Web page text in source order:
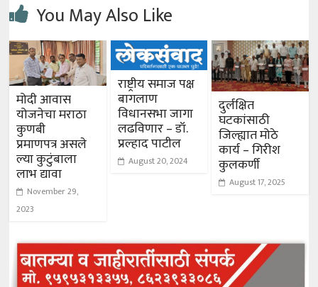
You May Also Like
मोदी आवास
योजनेचा मराठा
कुणबी
प्रमाणपत्र असले
ल्या कुटुंबाला
लाभ द्यावा
November 29,
2023
राष्ट्रीय समाज पक्ष
बागलाण
विधानसभा जागा
लढविणार – डॉ.
प्रल्हाद पाटील
August 20, 2024
दुर्लक्षित
घटकांसाठी
जिल्ह्यात मोठे
कार्य – गिरीश
कुलकर्णी
August 17, 2025